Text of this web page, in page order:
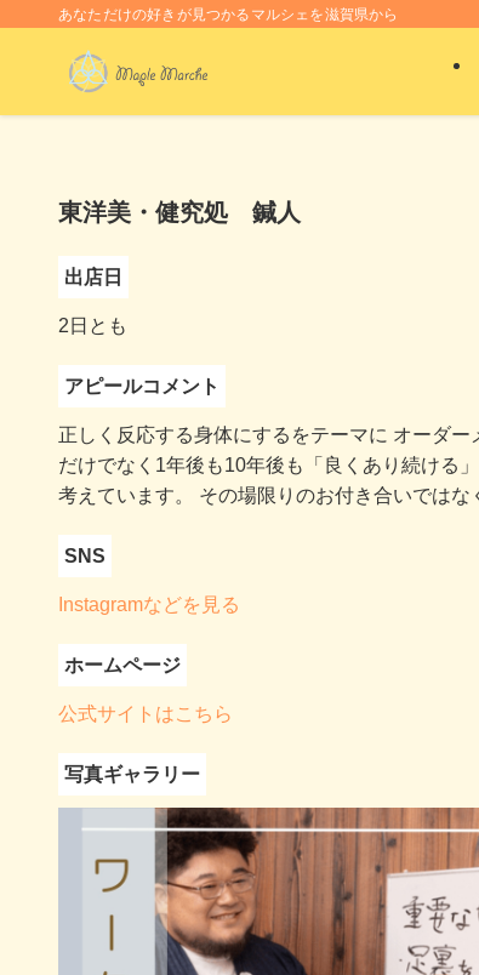
あなただけの好きが見つかるマルシェを滋賀県から
東洋美・健究処 鍼人
出店日
2日とも
アピールコメント
正しく反応する身体にするをテーマに オーダ
だけでなく1年後も10年後も「良くあり続ける
考えています。 その場限りのお付き合いでは
SNS
Instagramなどを見る
ホームページ
公式サイトはこちら
写真ギャラリー